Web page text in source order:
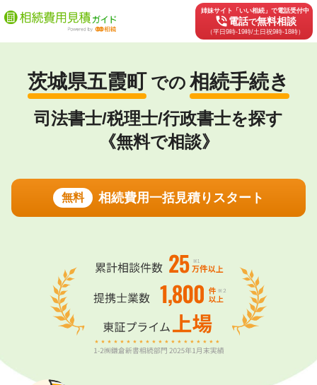
姉妹サイト「いい相続」で電話受付中
phone_in_talk電話で無料相談
（平日9時-19時/土日祝9時-18時）
茨城県五霞町 での 相続手続き
司法書士/税理士/行政書士を探す
《無料で相談》
無料 相続費用一括見積りスタート